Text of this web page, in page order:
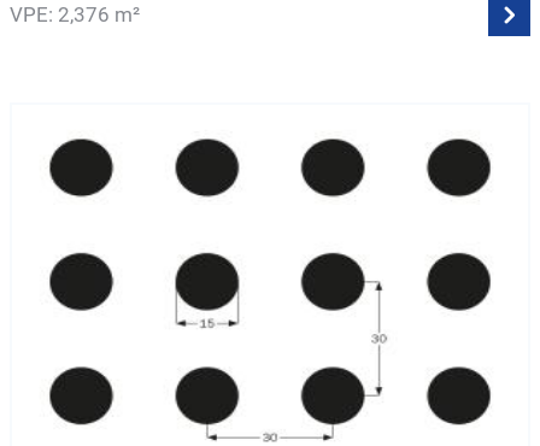
VPE: 2,376 m²